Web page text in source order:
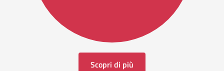
Scopri di più